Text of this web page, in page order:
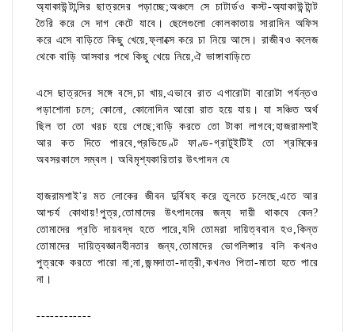
অ্যাকাউন্টান্সির ছাত্রদের পড়াচ্ছে;অঞ্চলে সে চাটার্ডও কস্ট-অ্যাকাউন্টান্ট
তৈরি করে সে দাগ কেটে যাবে। ছেলেগুলো কোলকাতায় সারাদিন অফিস
করে এসে বাড়িতে কিছু খেয়ে,ফ্লাক্সে করে চা নিয়ে আসে। রাজীবও কলেজ
থেকে বাড়ি আসবার পথে কিছু খেয়ে নিয়ে,ঐ ভাঙ্গাবাড়িতে
এসে ছাত্রদের সঙ্গে বসে,চা খায়,এভাবে রাত এগারোটা বারোটা পর্যন্তও
পড়াশোনা চলে; কোনো, কোনোদিন আরো রাত হয়ে যায়। যা সঞ্চিত অর্থ
ছিল তা তো খরচ হয়ে গেছে;বাড়ি করতে তো টাকা লাগবে;হাজরামশাই
আর কত দিতে পারবে,প্রভিডেণ্ট ফাণ্ড-গ্রাটুইটিই তো শ্রমিকের
অবসরকালে সম্বল। অবিমৃশ্যকারিতার উৎপাদন যে
হাজরামশাই'র মত লোকের জীবন দুর্বিষহ করে তুলতে চলেছে,এতে আর
আশ্চর্য কোথায়!পুত্র,তোমাদের উৎপাদনের জন্য দায়ী থাকবে কেন?
তোমাদের প্রতি দায়বদ্ধ হতে পারে,যদি তোমরা দায়িত্ববান হও,কিন্ত
তোমাদের দায়িত্বজ্ঞানহীনতার জন্য,তোমাদের ভোগলিপ্সার বলি কখনও
পুত্রকে করতে পারো না;না,জন্মদাতা-দাত্রী,কখনও পিতা-মাতা হতে পারে
না।
------------